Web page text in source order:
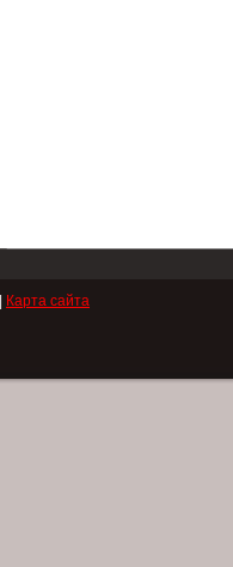
Карта сайта